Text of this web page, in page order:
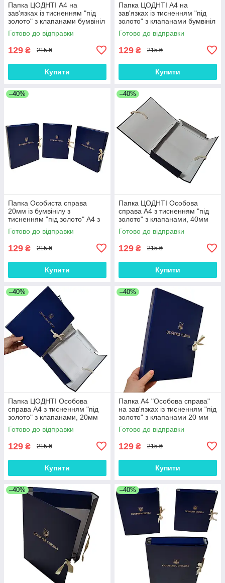
Папка ЦОДНТІ А4 на
зав'язках із тисненням "під
золото" з клапанами бумвініл
30мм
Готово до відправки
129 ₴ 215 ₴
Купити
Папка ЦОДНТІ А4 на
зав'язках із тисненням "під
золото" з клапанами бумвініл
40мм
Готово до відправки
129 ₴ 215 ₴
Купити
–40%
Папка Особиста справа
20мм із бумвінілу з
тисненням "під золото" А4 з
клапанами на зав'язках
Готово до відправки
129 ₴ 215 ₴
Купити
–40%
Папка ЦОДНТІ Особова
справа А4 з тисненням "під
золото" з клапанами, 40мм
Готово до відправки
129 ₴ 215 ₴
Купити
–40%
Папка ЦОДНТІ Особова
справа А4 з тисненням "під
золото" з клапанами, 20мм
Готово до відправки
129 ₴ 215 ₴
Купити
–40%
Папка А4 "Особова справа"
на зав'язках із тисненням "під
золото" з клапанами 20 мм
Готово до відправки
129 ₴ 215 ₴
Купити
–40% –40%